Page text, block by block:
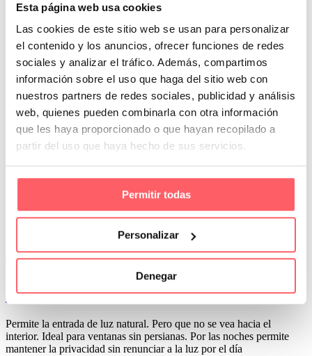
Esta página web usa cookies
Las cookies de este sitio web se usan para personalizar
el contenido y los anuncios, ofrecer funciones de redes
sociales y analizar el tráfico. Además, compartimos
información sobre el uso que haga del sitio web con
nuestros partners de redes sociales, publicidad y análisis
web, quienes pueden combinarla con otra información
que les haya proporcionado o que hayan recopilado a
partir del uso que haya hecho de sus servicios.
Permitir todas
Personalizar
Denegar
Por San Mar
30 Jul:Panel japonés de screen a medida
Con un tejido de factor de apertura del 5% podemos seguir viendo el
exterior. Además, al ser un tejido técnico, cuando le da la luz solar
de manera directa, se cierra el poro. Siendo un excelente aislante
térmico en verano
28 Jul:Panel Japonés con tejido translúcido
Permite la entrada de luz natural. Pero que no se vea hacia el
interior. Ideal para ventanas sin persianas. Por las noches permite
mantener la privacidad sin renunciar a la luz por el día